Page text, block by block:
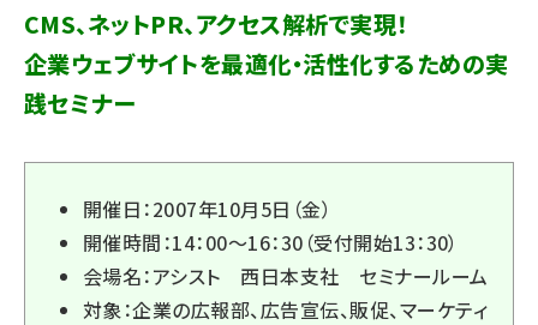
CMS、ネットPR、アクセス解析で実現！
企業ウェブサイトを最適化・活性化するための実
践セミナー
開催日：2007年10月5日（金）
開催時間：14：00～16：30（受付開始13：30）
会場名：アシスト 西日本支社 セミナールーム
対象：企業の広報部、広告宣伝、販促、マーケティ